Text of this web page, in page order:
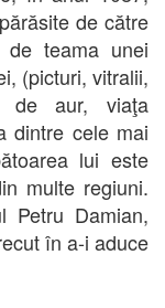
de către
teama unei
(picturi, vitralii,
de aur, viaţa
dintre cele mai
lui este
multe regiuni.
Petru Damian,
în a-i aduce